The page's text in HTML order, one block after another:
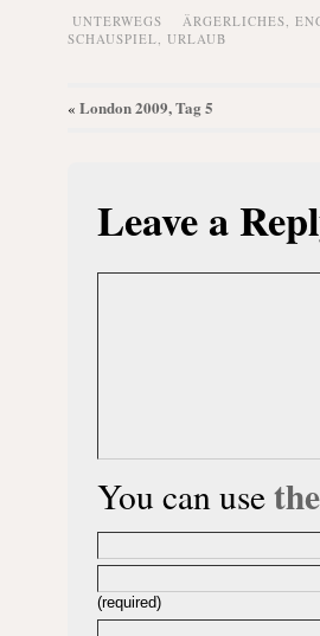
UNTERWEGS ÄRGERLICHES,
SCHAUSPIEL, URLAUB
« London 2009, Tag 5
Leave a
You can use
(required)